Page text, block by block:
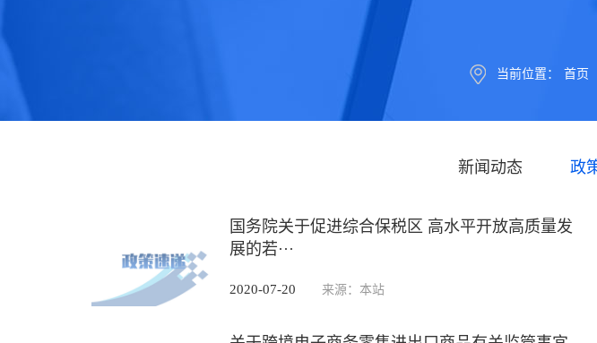
当前位置： 首页
新闻动态 政
国务院关于促进综合保税区 高水平开放高质量发
展的若···
2020-07-20 来源：本站